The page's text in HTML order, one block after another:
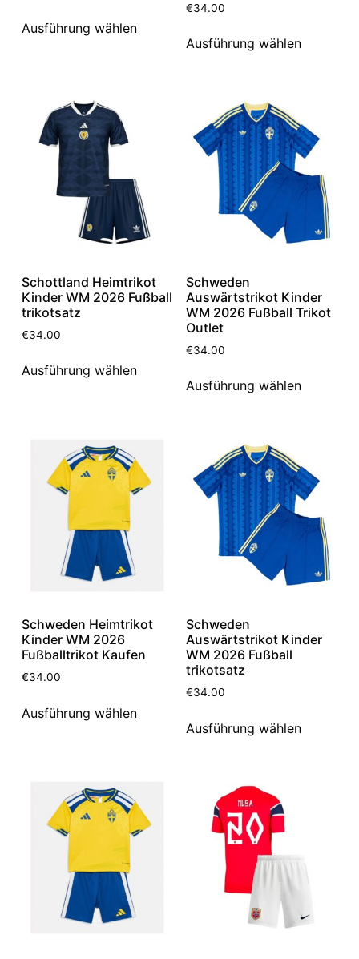
Ausführung wählen
€34.00
Ausführung wählen
Schottland Heimtrikot
Kinder WM 2026 Fußball
trikotsatz
€34.00
Ausführung wählen
Schweden
Auswärtstrikot Kinder
WM 2026 Fußball Trikot
Outlet
€34.00
Ausführung wählen
Schweden Heimtrikot
Kinder WM 2026
Fußballtrikot Kaufen
€34.00
Ausführung wählen
Schweden
Auswärtstrikot Kinder
WM 2026 Fußball
trikotsatz
€34.00
Ausführung wählen